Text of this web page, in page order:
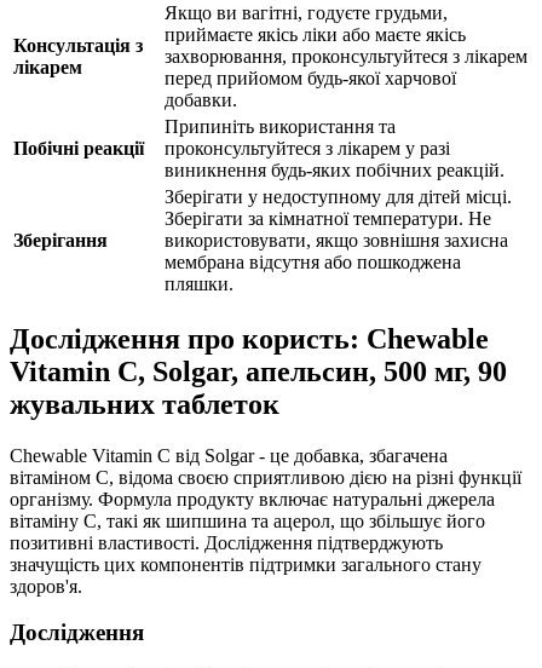
Консультація з
лікарем
Якщо ви вагітні, годуєте грудьми,
приймаєте якісь ліки або маєте якісь
захворювання, проконсультуйтеся з лікарем
перед прийомом будь-якої харчової
добавки.
Побічні реакції
Припиніть використання та
проконсультуйтеся з лікарем у разі
виникнення будь-яких побічних реакцій.
Зберігання
Зберігати у недоступному для дітей місці.
Зберігати за кімнатної температури. Не
використовувати, якщо зовнішня захисна
мембрана відсутня або пошкоджена
пляшки.
Дослідження про користь: Chewable
Vitamin C, Solgar, апельсин, 500 мг, 90
жувальних таблеток
Chewable Vitamin C від Solgar - це добавка, збагачена
вітаміном C, відома своєю сприятливою дією на різні функції
організму. Формула продукту включає натуральні джерела
вітаміну C, такі як шипшина та ацерол, що збільшує його
позитивні властивості. Дослідження підтверджують
значущість цих компонентів підтримки загального стану
здоров'я.
Дослідження